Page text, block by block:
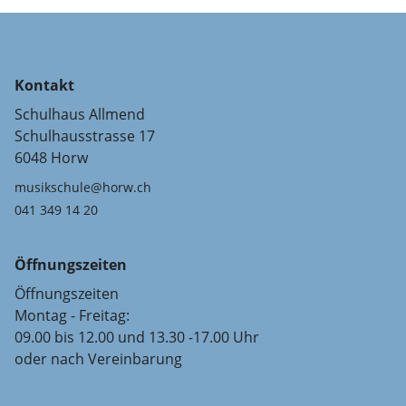
Kontakt
Schulhaus Allmend
Schulhausstrasse 17
6048 Horw
musikschule@horw.ch
041 349 14 20
Öffnungszeiten
Öffnungszeiten
Montag - Freitag:
09.00 bis 12.00 und 13.30 -17.00 Uhr
oder nach Vereinbarung